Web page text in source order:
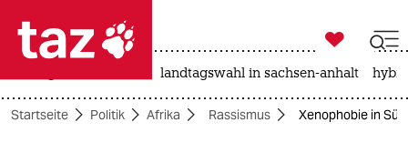
 taz zahl ich
taz zahl ich

taz zahl ich
landtagswahl in sachsen-anhalt
Startseite Politik Afrika Rassismus Xenophobie in